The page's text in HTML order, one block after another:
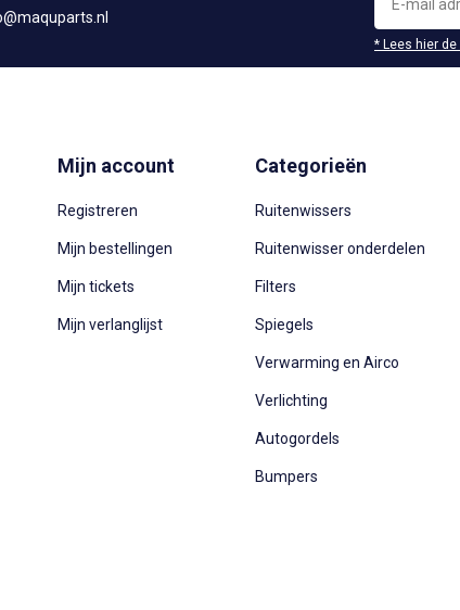
* Lees hier
Mijn account
Registreren
Mijn bestellingen
Mijn tickets
Mijn verlanglijst
Categorieën
Ruitenwissers
Ruitenwisser onderdelen
Filters
Spiegels
Verwarming en Airco
Verlichting
Autogordels
Bumpers